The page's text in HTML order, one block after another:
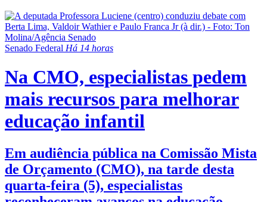
Senado Federal Há 14 horas
Na CMO, especialistas pedem
mais recursos para melhorar
educação infantil
Em audiência pública na Comissão Mista
de Orçamento (CMO), na tarde desta
quarta-feira (5), especialistas